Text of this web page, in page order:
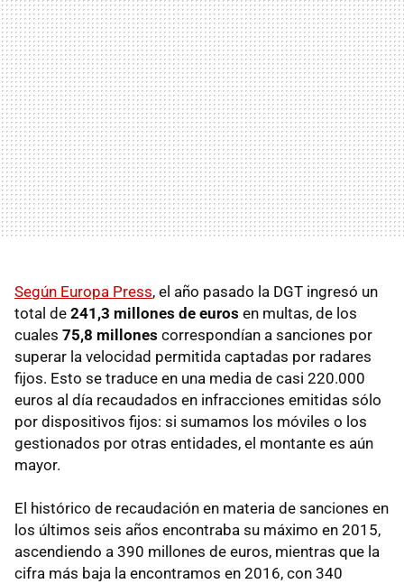
Según Europa Press, el año pasado la DGT ingresó un
total de 241,3 millones de euros en multas, de los
cuales 75,8 millones correspondían a sanciones por
superar la velocidad permitida captadas por radares
fijos. Esto se traduce en una media de casi 220.000
euros al día recaudados en infracciones emitidas sólo
por dispositivos fijos: si sumamos los móviles o los
gestionados por otras entidades, el montante es aún
mayor.
El histórico de recaudación en materia de sanciones en
los últimos seis años encontraba su máximo en 2015,
ascendiendo a 390 millones de euros, mientras que la
cifra más baja la encontramos en 2016, con 340